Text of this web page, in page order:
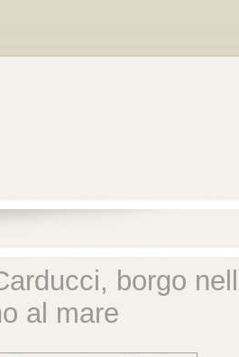
borgo
al mare